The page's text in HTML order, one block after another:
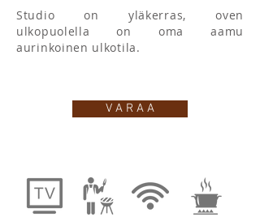
V A R A A
Studio on yläkerras, oven
ulkopuolella on oma aamu
aurinkoinen ulkotila.